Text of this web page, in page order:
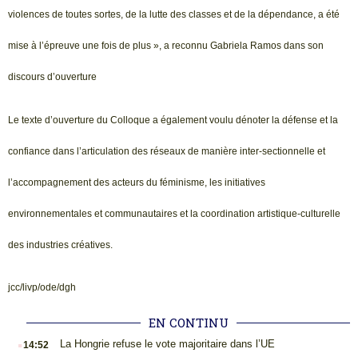
violences de toutes sortes, de la lutte des classes et de la dépendance, a été
mise à l’épreuve une fois de plus », a reconnu Gabriela Ramos dans son
discours d’ouverture
Le texte d’ouverture du Colloque a également voulu dénoter la défense et la
confiance dans l’articulation des réseaux de manière inter-sectionnelle et
l’accompagnement des acteurs du féminisme, les initiatives
environnementales et communautaires et la coordination artistique-culturelle
des industries créatives.
jcc/livp/ode/dgh
EN CONTINU
.14:52 La Hongrie refuse le vote majoritaire dans l’UE